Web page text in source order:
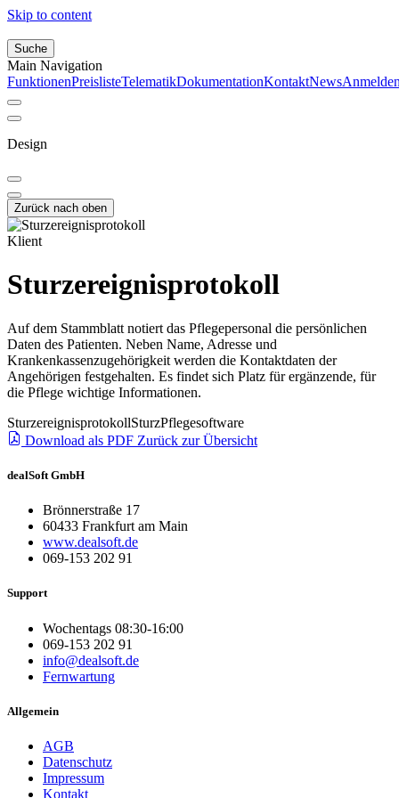
Skip to content
Suche
Main Navigation
FunktionenPreislisteTelematikDokumentationKontaktNews
Design
Zurück nach oben
Klient
Sturzereignisprotokoll
Auf dem Stammblatt notiert das Pflegepersonal die persönlichen
Daten des Patienten. Neben Name, Adresse und
Krankenkassenzugehörigkeit werden die Kontaktdaten der
Angehörigen festgehalten. Es findet sich Platz für ergänzende, für
die Pflege wichtige Informationen.
SturzereignisprotokollSturzPflegesoftware
Download als PDF Zurück zur Übersicht
dealSoft GmbH
Brönnerstraße 17
60433 Frankfurt am Main
www.dealsoft.de
069-153 202 91
Support
Wochentags 08:30-16:00
069-153 202 91
info@dealsoft.de
Fernwartung
Allgemein
AGB
Datenschutz
Impressum
Kontakt